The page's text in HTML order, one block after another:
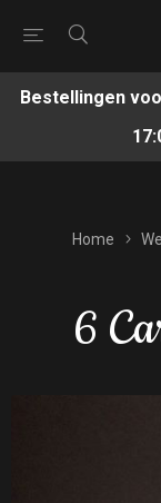
Bestellingen
Home
6